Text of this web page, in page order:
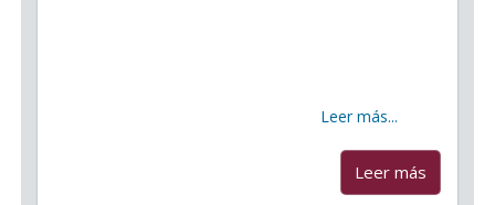
Leer más...
Leer más